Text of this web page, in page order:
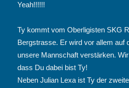
Yeah!!!!!!
Ty kommt vom Oberligisten SKG
Bergstrasse. Er wird vor allem auf
unsere Mannschaft verstärken.
dass Du dabei bist Ty!
Neben Julian Lexa ist Ty der